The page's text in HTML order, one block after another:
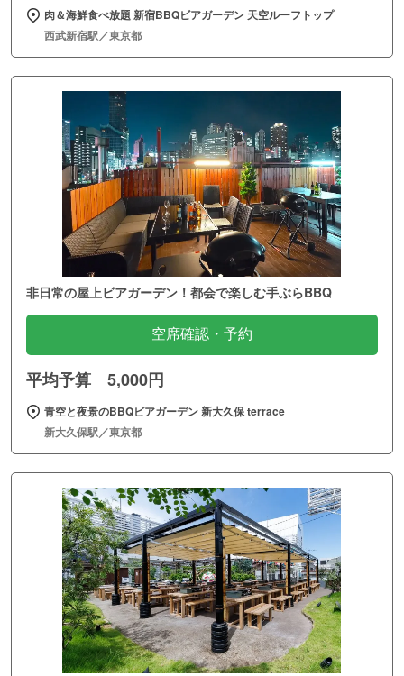
肉＆海鮮食べ放題 新宿BBQビアガーデン 天空ルーフトップ
西武新宿駅／東京都
非日常の屋上ビアガーデン！都会で楽しむ手ぶらBBQ
空席確認・予約
平均予算 5,000円
青空と夜景のBBQビアガーデン 新大久保 terrace
新大久保駅／東京都